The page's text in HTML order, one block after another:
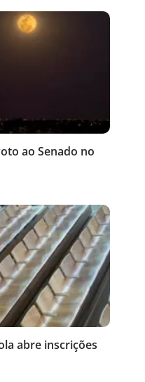
ao Senado no
abre inscrições